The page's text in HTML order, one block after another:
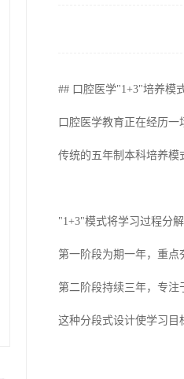
## 口腔医学"1+3"培养模
口腔医学教育正在经历一
传统的五年制本科培养模
"1+3"模式将学习过程分
第一阶段为期一年，重点
第二阶段持续三年，专注
这种分段式设计使学习目